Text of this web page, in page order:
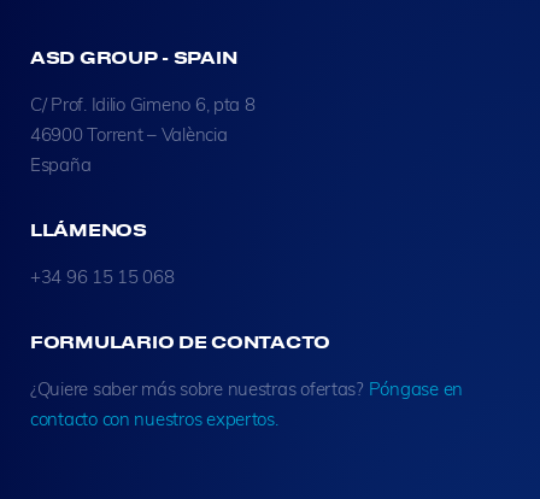
ASD GROUP - SPAIN
C/ Prof. Idilio Gimeno 6, pta 8
46900 Torrent – València
España
LLÁMENOS
+34 96 15 15 068
FORMULARIO DE CONTACTO
¿Quiere saber más sobre nuestras ofertas? Póngase en
contacto con nuestros expertos.